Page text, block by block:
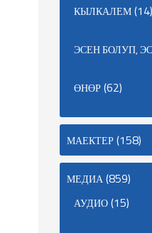
КЫЛКАЛЕМ(14)
ЭСЕН БОЛУП,
ӨНӨР(62)
МАЕКТЕР(158)
МЕДИА(859)
АУДИО(15)